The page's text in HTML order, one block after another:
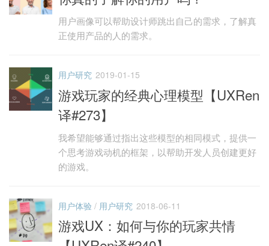
用户画像可以帮助设计师跳出自己的需求，了解真
正使用产品的人的需求。
用户研究 2019-01-15
游戏玩家的经典心理模型【UXRen
译#273】
我希望能够通过指出这些模型的相同模式，提供一
个思考游戏动机的框架，以帮助开发人员创建更好
的游戏。
用户体验 / 用户研究 2018-06-11
游戏UX：如何与你的玩家共情